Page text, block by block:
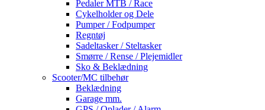
Pedaler MTB / Race
Cykelholder og Dele
Pumper / Fodpumper
Regntøj
Sadeltasker / Steltasker
Smørre / Rense / Plejemidler
Sko & Beklædning
Scooter/MC tilbehør
Beklædning
Garage mm.